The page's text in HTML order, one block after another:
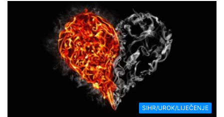
SIHR/UROK/LIJEČENJE